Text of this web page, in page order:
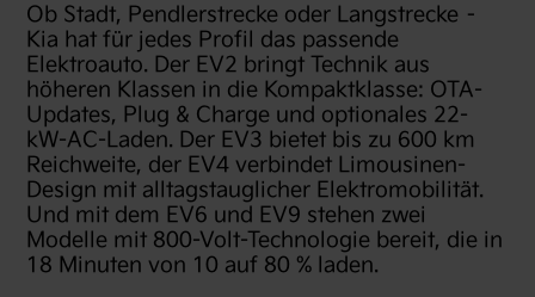
Ob Stadt, Pendlerstrecke oder Langstrecke –
Kia hat für jedes Profil das passende
Elektroauto. Der EV2 bringt Technik aus
höheren Klassen in die Kompaktklasse: OTA-
Updates, Plug & Charge und optionales 22-
kW-AC-Laden. Der EV3 bietet bis zu 600 km
Reichweite, der EV4 verbindet Limousinen-
Design mit alltagstauglicher Elektromobilität.
Und mit dem EV6 und EV9 stehen zwei
Modelle mit 800-Volt-Technologie bereit, die in
18 Minuten von 10 auf 80 % laden.